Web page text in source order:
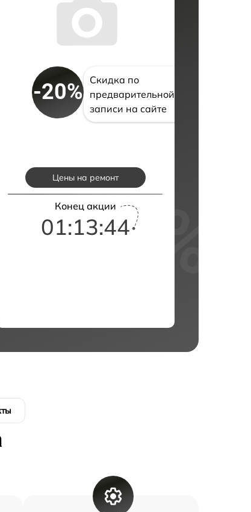
-20%
Скидка по
предварительной
записи на сайте
Цены на ремонт
Конец акции
01:13:43